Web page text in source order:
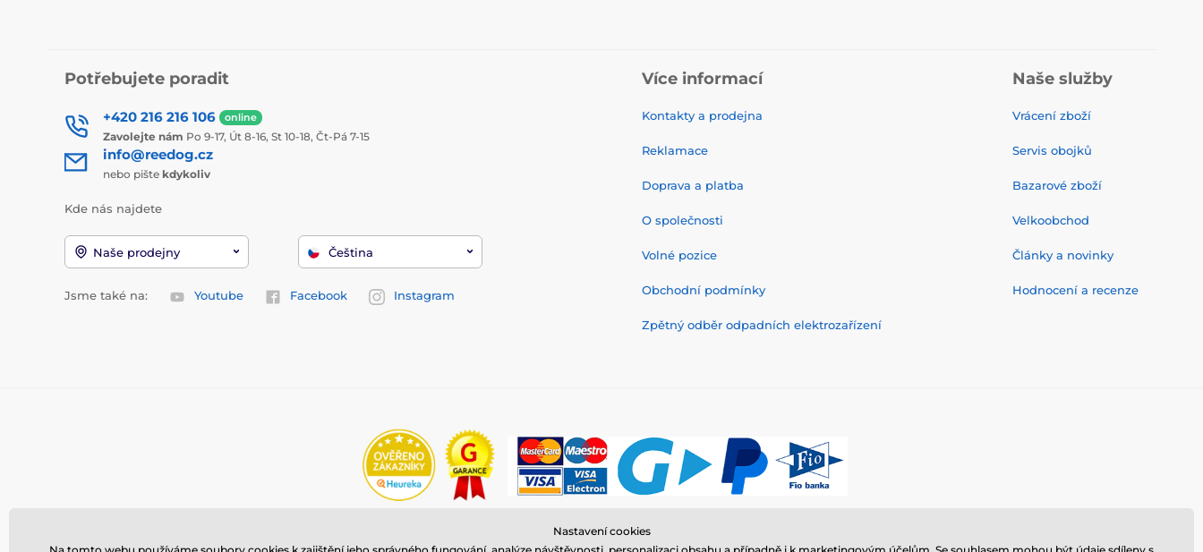
Potřebujete poradit
+420 216 216 106 online
Zavolejte nám Po 9-17, Út 8-16, St 10-18, Čt-Pá 7-15
info@reedog.cz
nebo pište kdykoliv
Kde nás najdete
Naše prodejny Čeština
Jsme také na: Youtube Facebook Instagram
Více informací
Kontakty a prodejna
Reklamace
Doprava a platba
O společnosti
Volné pozice
Obchodní podmínky
Zpětný odběr odpadních elektrozařízení
Naše služby
Vrácení zboží
Servis obojků
Bazarové zboží
Velkoobchod
Články a novinky
Hodnocení a recenze
© 2026 www.reedog.cz ⦁ E-shop vytvořila
Nastavení cookies